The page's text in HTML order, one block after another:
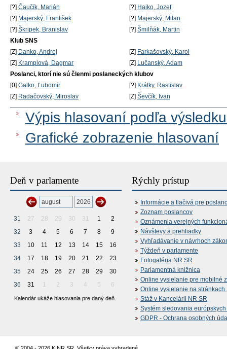
[?] Čaučík, Marián [?] Hajko, Jozef
[?] Majerský, František [?] Majerský, Milan
[?] Škripek, Branislav [?] Šmilňák, Martin
Klub SNS
[Z] Danko, Andrej [Z] Farkašovský, Karol
[Z] Kramplová, Dagmar [Z] Lučanský, Adam
Poslanci, ktorí nie sú členmi poslaneckých klubov
[0] Galko, Ľubomír [?] Krátky, Rastislav
[Z] Radačovský, Miroslav [Z] Ševčík, Ivan
Výpis hlasovaní podľa
Grafické zobrazenie hlasovaní
Deň v parlamente
31 27 28 29 30 31 1
2
32
3 4 5 6 7 8
9
33
10 11 12 13 14 15
16
34
17 18 19 20 21 22
23
35
24 25 26 27 28 29
30
36
31 1 2 3 4 5 6
Kalendár ukáže hlasovania pre daný deň.
Rýchly prístup
Informácie a tlačivá pre
Zoznam poslancov
Oznámenia verejných
Návštevy a prehliadky
Vyhľadávanie v návrhoch
Týždeň v parlamente
Fotogaléria NR SR
Parlamentná knižnica
Online vysielanie pre mobilné
Online vysielanie na stránkach
Stáž v Kancelárii NR SR
Systém sledovania
GDPR - Ochrana osobných